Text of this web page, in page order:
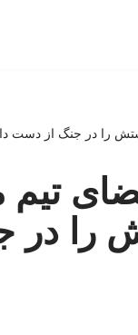
را در جنگ از دست
تیم
را در